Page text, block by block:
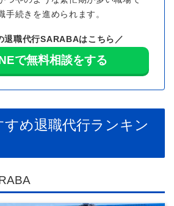
手続きを進められます。
退職代行SARABAはこちら／
で無料相談をする
め退職代行ランキン